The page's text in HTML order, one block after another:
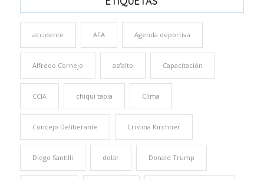
accidente AFA Agenda deportiva
Alfredo Cornejo asfalto Capacitación
CCIA chiqui tapia Clima
Concejo Deliberante Cristina Kirchner
Diego Santilli dolar Donald Trump